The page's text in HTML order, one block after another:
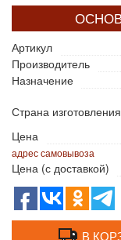
Артикул
Производитель
Назначение
Страна изготовления
Цена
адрес самовывоза
Цена (с доставкой)
В